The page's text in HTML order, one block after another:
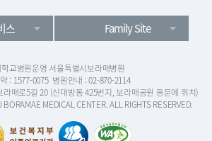
스 Family Site
교병원운영 서울특별시보라매병원
: 1577-0075 병원안내 : 02-870-2114
매로5길 20 (신대방동 425번지, 보라매공원 동문에 위치)
MEDICAL CENTER. ALL RIGHTS RESERVED.